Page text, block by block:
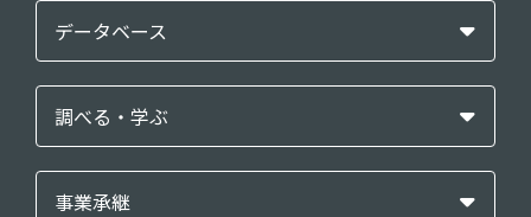
データベース
調べる・学ぶ
事業承継